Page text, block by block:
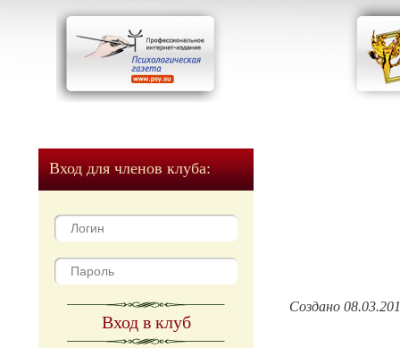
Вход для членов клуба:
Вход в клуб
Создано